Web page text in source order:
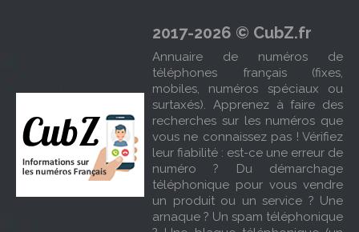
2017-2026 © CubZ.fr
Annuaire de numéros de
téléphones français (fixes,
mobiles, numéros spéciaux ou
surtaxés). Apprenez à faire des
recherches sur les numéros que
vous ne connaissez pas ! Vérifiez
leur fiabilité : est-ce une erreur de
numéro ? Du démarchage
téléphonique pour vous vendre
un produit ou un service ? Une
arnaque ? Un spam téléphonique